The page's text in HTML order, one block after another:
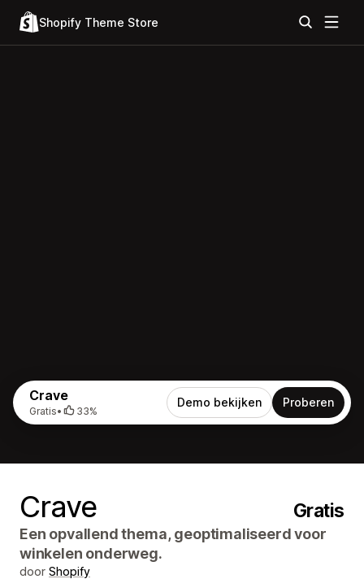
Shopify Theme Store
Crave
Gratis• 33%
Demo bekijken Proberen
Crave Gratis
Een opvallend thema, geoptimaliseerd voor
winkelen onderweg.
door Shopify